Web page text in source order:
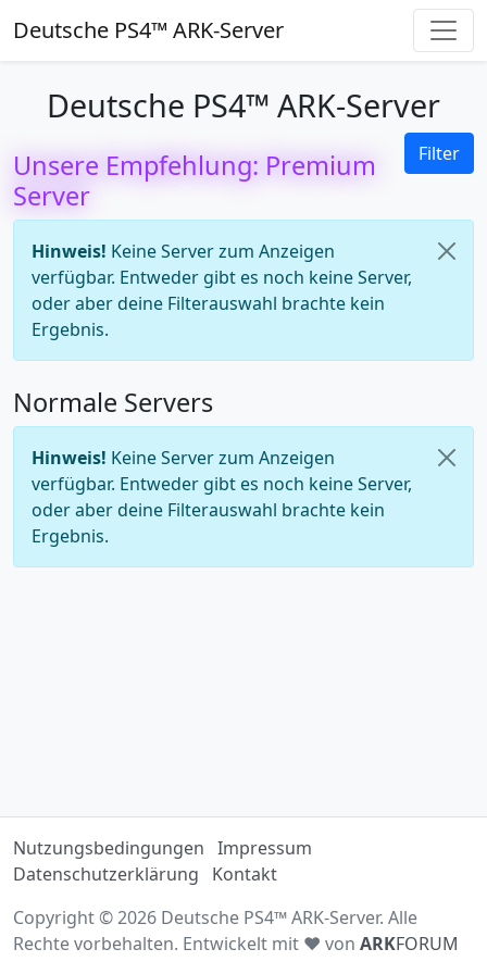
Deutsche PS4™ ARK-Server
Deutsche PS4™ ARK-Server
Filter
Unsere Empfehlung: Premium
Server
Hinweis! Keine Server zum Anzeigen
verfügbar. Entweder gibt es noch keine Server,
oder aber deine Filterauswahl brachte kein
Ergebnis.
Normale Servers
Hinweis! Keine Server zum Anzeigen
verfügbar. Entweder gibt es noch keine Server,
oder aber deine Filterauswahl brachte kein
Ergebnis.
Nutzungsbedingungen Impressum
Datenschutzerklärung
Kontakt
Copyright © 2026 Deutsche PS4™ ARK-Server. Alle
Rechte vorbehalten. Entwickelt mit ♥ von ARKFORUM